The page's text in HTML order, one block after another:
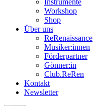
Instrumente
Workshop
Shop
Über uns
ReRenaissance
Musiker:innen
Förderpartner
Gönner:in
Club.ReRen
Kontakt
Newsletter